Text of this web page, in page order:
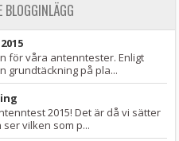
BLOGGINLÄGG
för våra antenntester. Enligt
grundtäckning på pla...
2015! Det är då vi sätter
vilken som p...